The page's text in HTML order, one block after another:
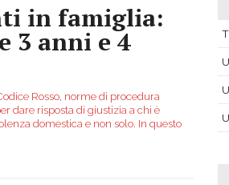
in famiglia:
3 anni e 4
Rosso, norme di procedura
dare risposta di giustizia a chi è
domestica e non solo. In questo